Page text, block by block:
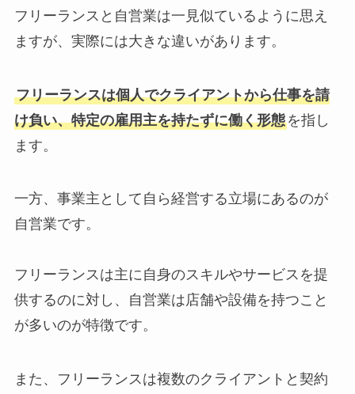
フリーランスと自営業は一見似ているように思え
ますが、実際には大きな違いがあります。
フリーランスは個人でクライアントから仕事を請
け負い、特定の雇用主を持たずに働く形態を指し
ます。
一方、事業主として自ら経営する立場にあるのが
自営業です。
フリーランスは主に自身のスキルやサービスを提
供するのに対し、自営業は店舗や設備を持つこと
が多いのが特徴です。
また、フリーランスは複数のクライアントと契約